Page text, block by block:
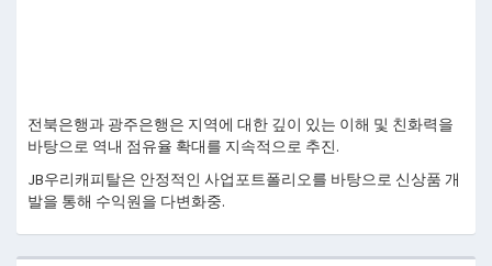
전북은행과 광주은행은 지역에 대한 깊이 있는 이해 및 친화력을
바탕으로 역내 점유율 확대를 지속적으로 추진.
JB우리캐피탈은 안정적인 사업포트폴리오를 바탕으로 신상품 개
발을 통해 수익원을 다변화중.